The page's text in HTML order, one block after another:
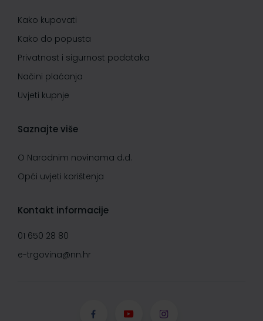
Kako kupovati
Kako do popusta
Privatnost i sigurnost podataka
Načini plaćanja
Uvjeti kupnje
Saznajte više
O Narodnim novinama d.d.
Opći uvjeti korištenja
Kontakt informacije
01 650 28 80
e-trgovina@nn.hr